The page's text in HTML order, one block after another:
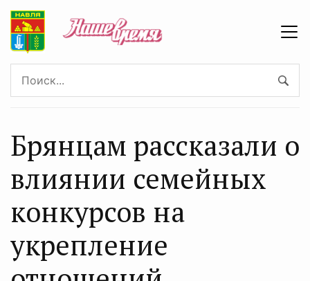
Брянцам рассказали о
влиянии семейных
конкурсов на
укрепление